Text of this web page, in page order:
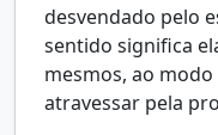
desvendado pelo
sentido significa
mesmos, ao
atravessar pela